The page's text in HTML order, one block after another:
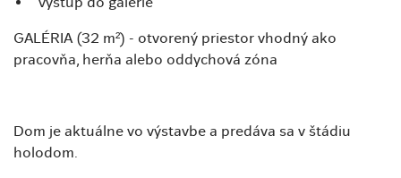
GALÉRIA (32 m²) - otvorený priestor vhodný ako
pracovňa, herňa alebo oddychová zóna
Dom je aktuálne vo výstavbe a predáva sa v štádiu
holodom.